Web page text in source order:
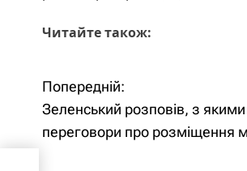
Читайте також:
Н
а
Попередній:
Зеленський розповів, з
переговори про розміщення